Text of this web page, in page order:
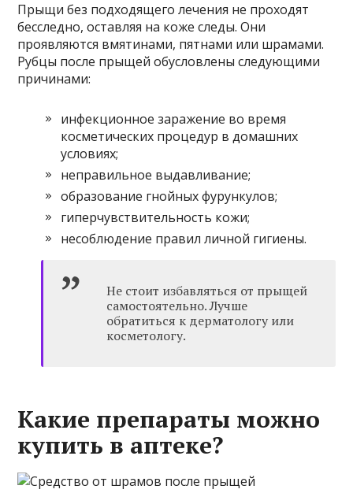
Прыщи без подходящего лечения не проходят
бесследно, оставляя на коже следы. Они
проявляются вмятинами, пятнами или шрамами.
Рубцы после прыщей обусловлены следующими
причинами:
инфекционное заражение во время
косметических процедур в домашних
условиях;
неправильное выдавливание;
образование гнойных фурункулов;
гиперчувствительность кожи;
несоблюдение правил личной гигиены.
Не стоит избавляться от прыщей
самостоятельно. Лучше
обратиться к дерматологу или
косметологу.
Какие препараты можно
купить в аптеке?